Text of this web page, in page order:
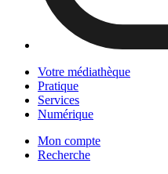
Votre médiathèque
Pratique
Services
Numérique
Mon compte
Recherche